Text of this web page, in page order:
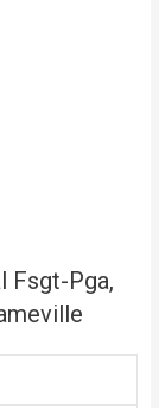
Fsgt-Pga,